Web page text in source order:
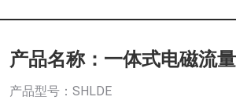
产品名称：一体式电磁流
产品型号：SHLDE